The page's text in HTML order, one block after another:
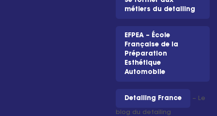
métiers du detailing
EFPEA – École
Française de la
Préparation
Esthétique
Automobile
Detailing France – Le
blog du detailing